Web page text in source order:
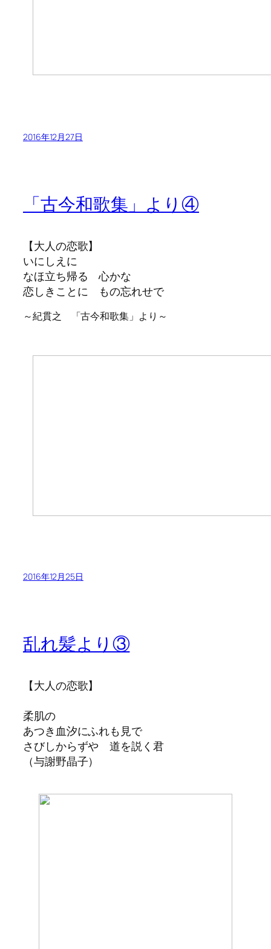
2016年12月27日
「古今和歌集」より④
【大人の恋歌】
いにしえに
なほ立ち帰る 心かな
恋しきことに もの忘れせで
～紀貫之 「古今和歌集」より～
2016年12月25日
乱れ髪より③
【大人の恋歌】
柔肌の
あつき血汐にふれも見で
さびしからずや 道を説く君
（与謝野晶子）